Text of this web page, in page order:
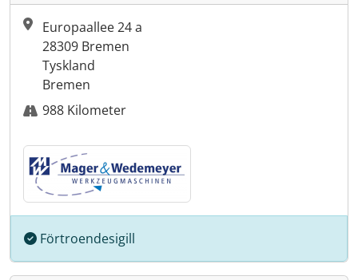
Europaallee 24 a
28309 Bremen
Tyskland
Bremen
988 Kilometer
Förtroendesigill